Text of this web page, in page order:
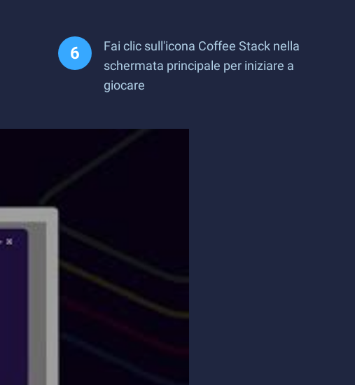
Fai clic sull'icona Coffee Stack nella
schermata principale per iniziare a
giocare